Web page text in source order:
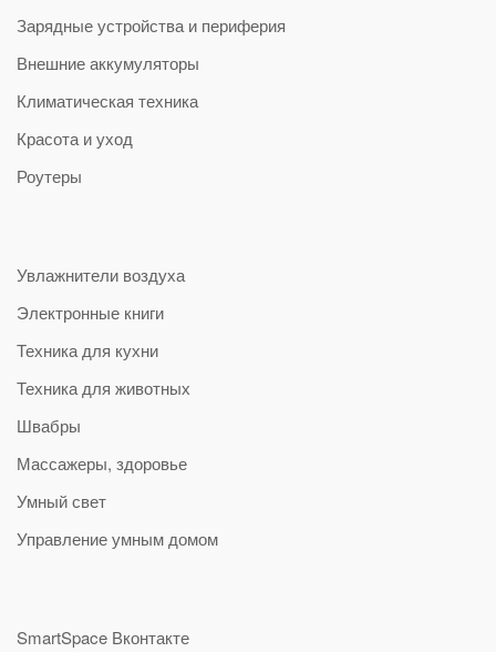
Зарядные устройства и периферия
Внешние аккумуляторы
Климатическая техника
Красота и уход
Роутеры
Увлажнители воздуха
Электронные книги
Техника для кухни
Техника для животных
Швабры
Массажеры, здоровье
Умный свет
Управление умным домом
SmartSpace Вконтакте